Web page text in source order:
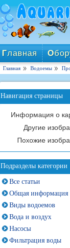
Главная О
Главная Водоемы
Навигация страницы
Информация о
Другие
Похожие
Подразделы категории
Все статьи
Общая информация
Виды водоемов
Вода и воздух
Насосы
Фильтрация воды